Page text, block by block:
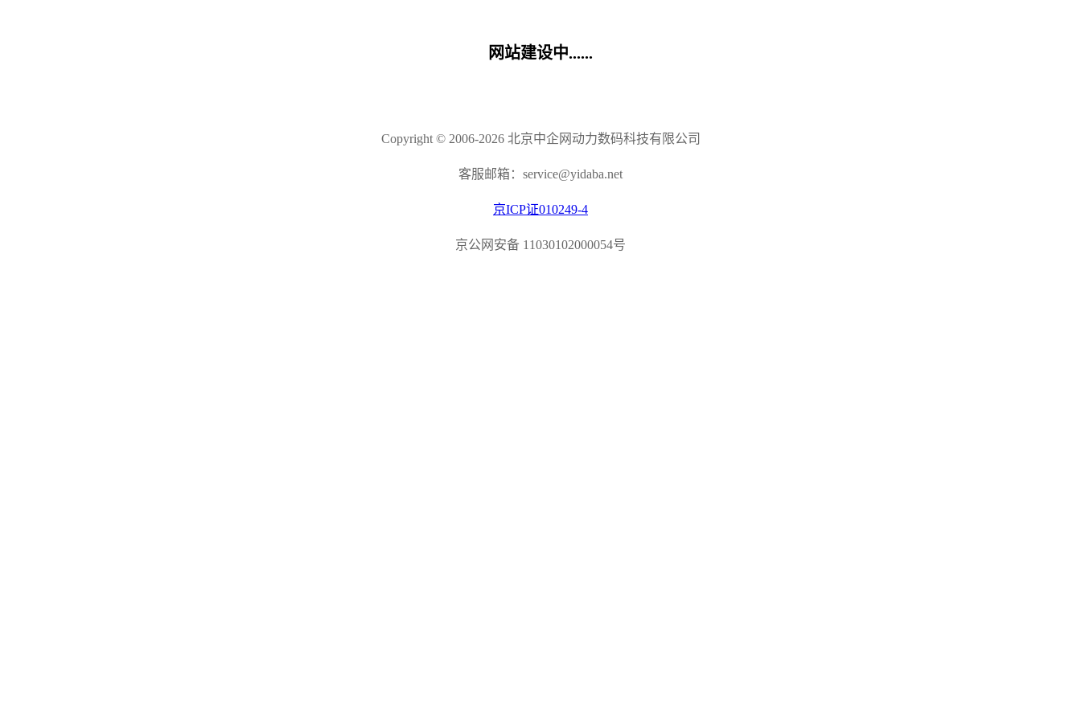
网站建设中......
Copyright © 2006-2026 北京中企网动力数码科技有限公司
客服邮箱：service@yidaba.net
京ICP证010249-4
京公网安备 11030102000054号